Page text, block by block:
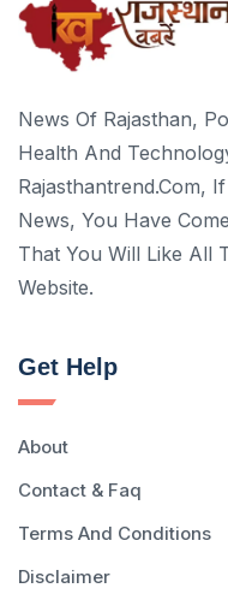
News Of Rajasthan,
Health And
Rajasthantrend.com,
News, You Have
That You Will Like All
Website.
Get Help
About
Contact & Faq
Terms And Conditions
Disclaimer